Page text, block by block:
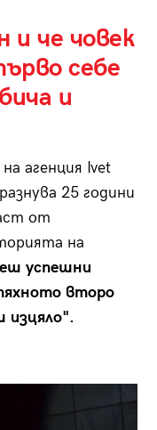
и че човек
себе
и
агенция Ivet
25 години
от
на
успешни
второ
изцяло".